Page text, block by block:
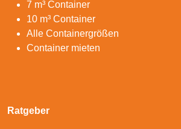
7 m³ Container
10 m³ Container
Alle Containergrößen
Container mieten
Ratgeber